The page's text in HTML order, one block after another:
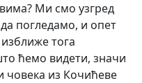
Ми смо узгред
погледамо, и опет
тога
ћемо видети, значи
човека из Кочићеве